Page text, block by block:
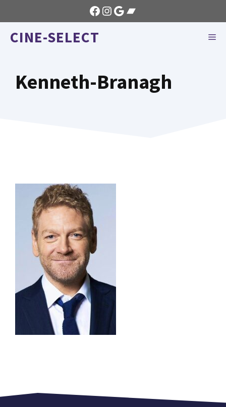
au
contenu
Facebook
Instagram
GoogleBandcamp
CINE-SELECT
Kenneth-Branagh